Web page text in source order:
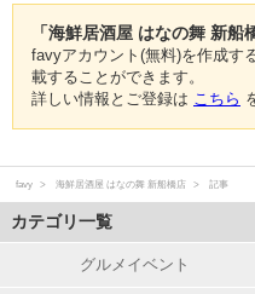
「海鮮居酒屋 はなの舞 新船
favyアカウント(無料)を作成す
載することができます。
詳しい情報とご登録は こちら
favy 海鮮居酒屋 はなの舞 新船橋店 記事
カテゴリ一覧
グルメイベント